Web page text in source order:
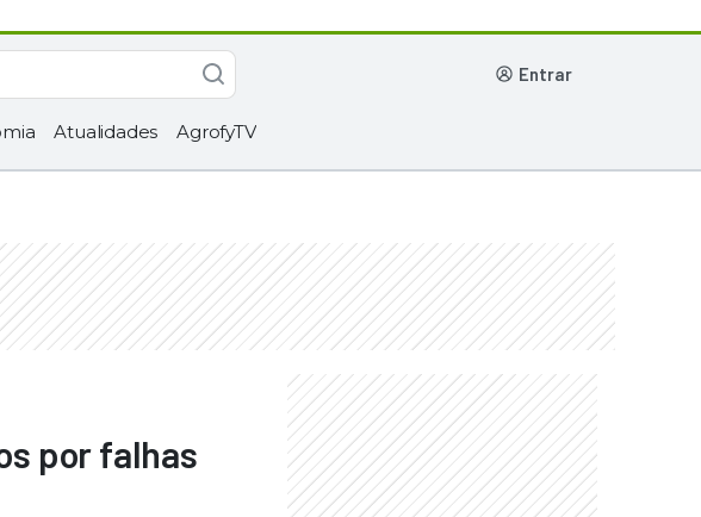
entrar
Atualidades AgrofyTV
por falhas